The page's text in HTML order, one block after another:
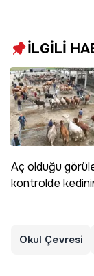
İLGİLİ
Aç olduğu
kontrolde
Okul Çevresi